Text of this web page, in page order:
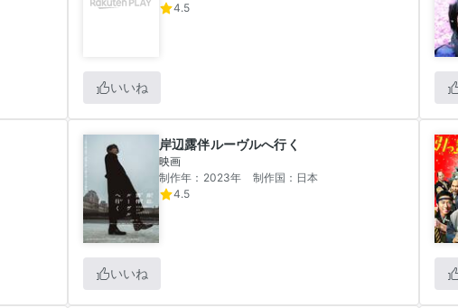
4.5
いいね
岸辺露伴ルーヴルへ行く
映画
制作年：2023年
制作国：日本
4.5
いいね